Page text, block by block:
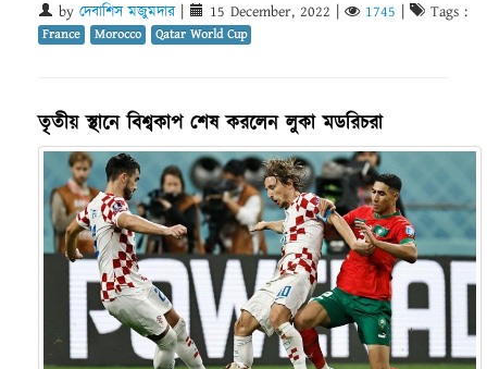
by দেবাশিস মজুমদার| 15 December, 2022 1745 Tags :
France Morocco Qatar World Cup
তৃতীয় স্থানে বিশ্বকাপ শেষ করলেন লুকা মডরিচরা